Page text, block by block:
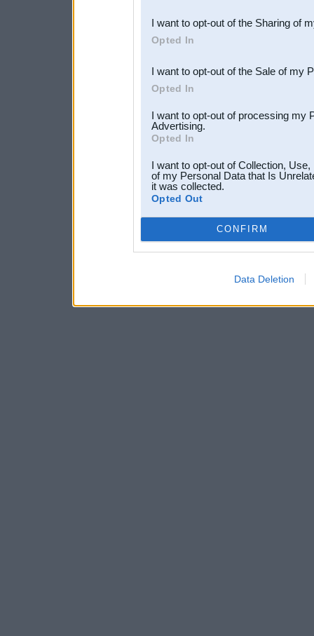
Downstream Participants
third parties.
I want to opt-out of the Sharing of
Opted In
I want to opt-out of the Sale of my
Opted In
I want to opt-out of processing my
Advertising.
Opted In
I want to opt-out of Collection,
of my Personal Data that Is
it was collected.
Opted Out
CONFIRM
Data Deletion